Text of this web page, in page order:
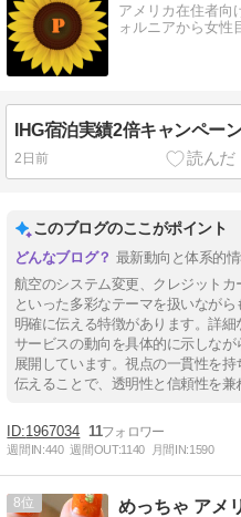
アメリカ在住者向
ォルニアから女性
IHG宿泊実績2倍キャンペー
2日前
このブログのここがポイント
最新動向と体系的
航空のシステム変更、クレジット
といった多彩なテーマを扱いなが
明確に伝える特徴があります。詳
サービスの動向を具体的に示しな
展開しています。視点の一貫性を
伝えることで、透明性と信頼性を兼
1967034 11
週間IN:440 週間OUT:1140 月間IN:1590
8